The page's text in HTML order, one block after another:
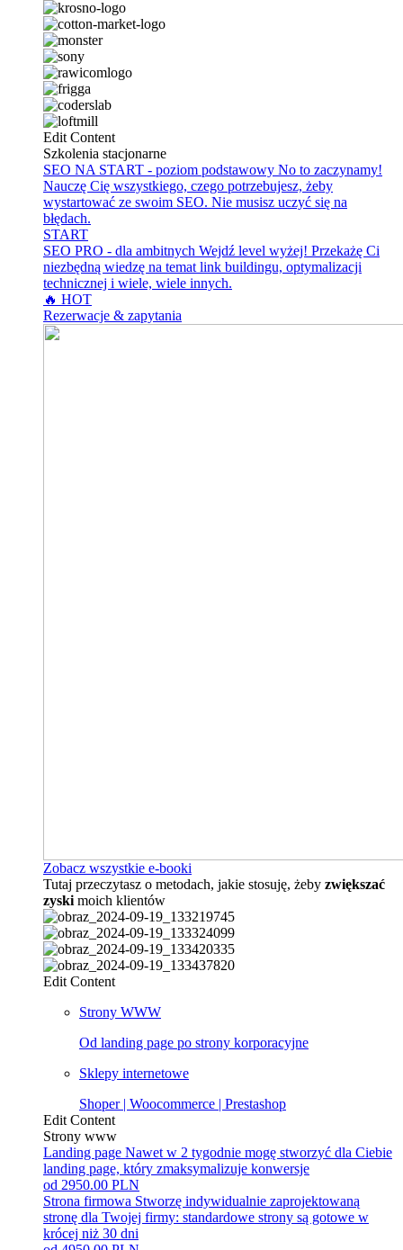
Edit Content
Szkolenia stacjonarne
SEO NA START - poziom podstawowy No to zaczynamy!
Nauczę Cię wszystkiego, czego potrzebujesz, żeby
wystartować ze swoim SEO. Nie musisz uczyć się na
błędach.
START
SEO PRO - dla ambitnych Wejdź level wyżej! Przekażę Ci
niezbędną wiedzę na temat link buildingu, optymalizacji
technicznej i wiele, wiele innych.
🔥 HOT
Rezerwacje & zapytania
Zobacz wszystkie e-booki
Tutaj przeczytasz o metodach, jakie stosuję, żeby zwiększać
zyski moich klientów
Edit Content
Strony WWW
Od landing page po strony korporacyjne
Sklepy internetowe
Shoper | Woocommerce | Prestashop
Edit Content
Strony www
Landing page Nawet w 2 tygodnie mogę stworzyć dla Ciebie
landing page, który zmaksymalizuje konwersje
od 2950.00 PLN
Strona firmowa Stworzę indywidualnie zaprojektowaną
stronę dla Twojej firmy: standardowe strony są gotowe w
krócej niż 30 dni